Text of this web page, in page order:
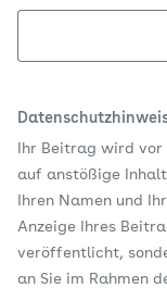
Ihr Beitrag wird
auf anstößige
Ihren Namen und
Anzeige Ihres
veröffentlicht,
an Sie im Rahmen